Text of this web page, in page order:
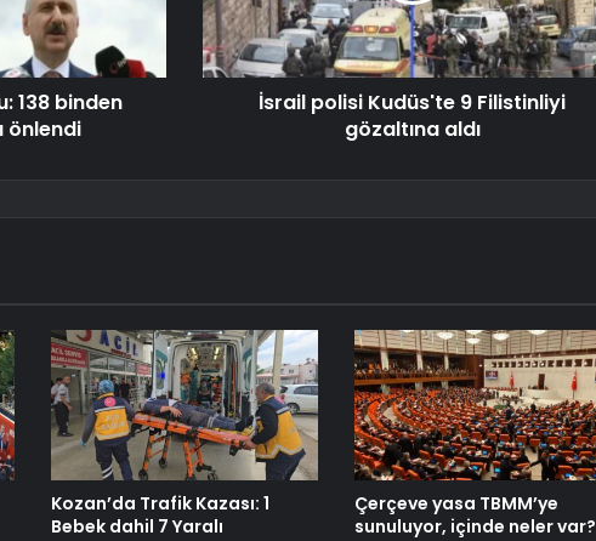
138 binden
önlendi
İsrail polisi Kudüs'te 9 Filistinliyi
gözaltına aldı
Kozan’da Trafik Kazası: 1
Bebek dahil 7 Yaralı
Çerçeve yasa TBMM’ye
sunuluyor, içinde neler var?